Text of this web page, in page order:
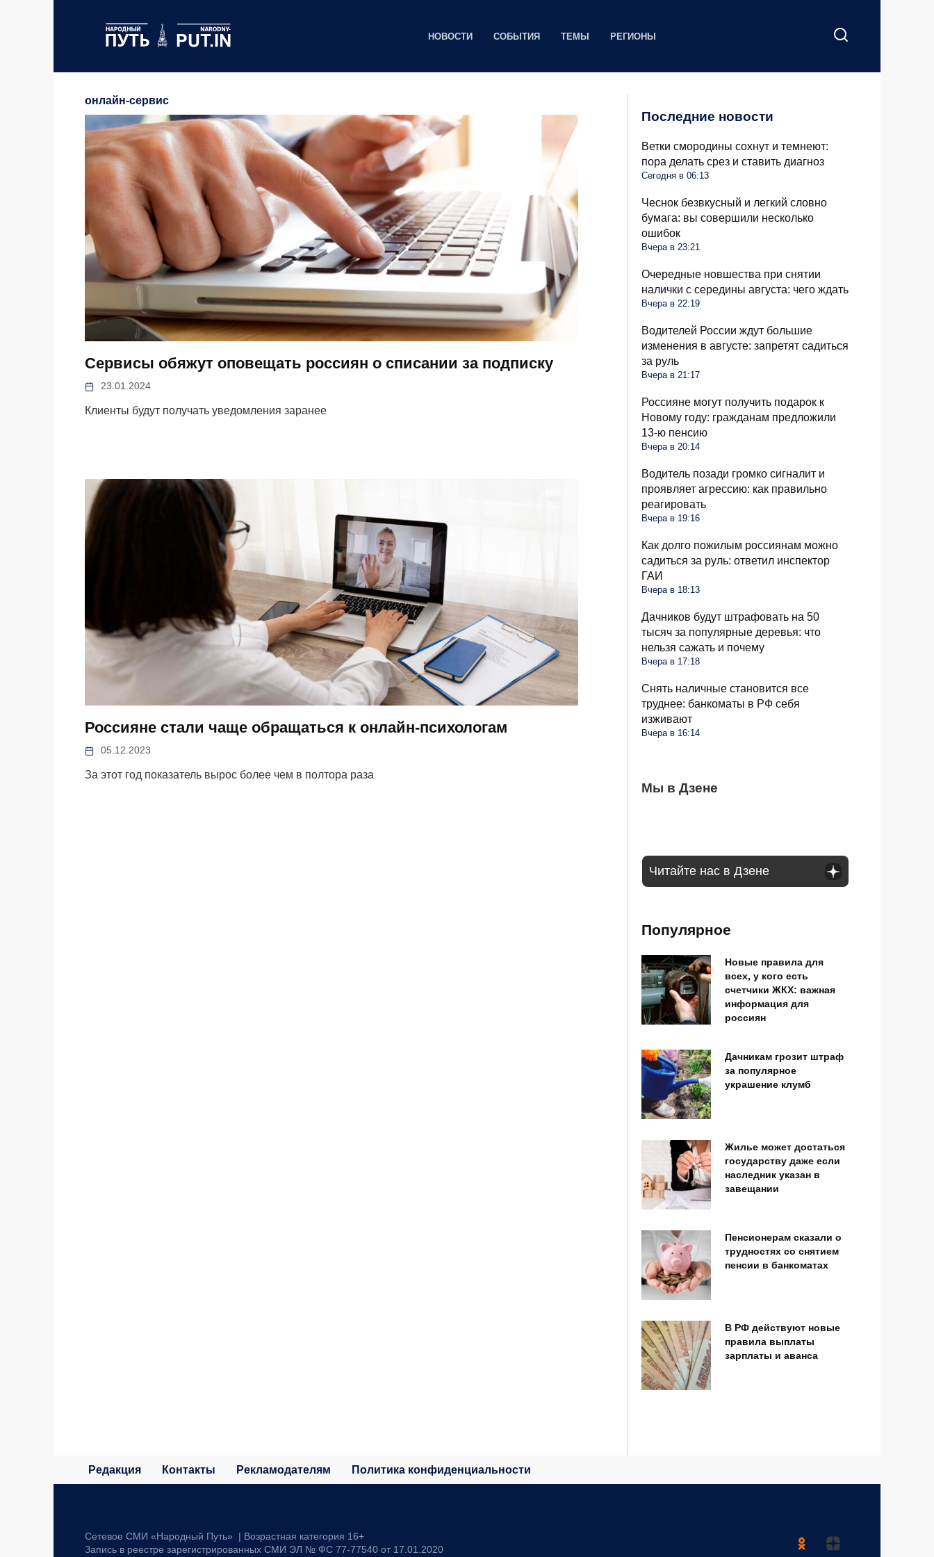
НОВОСТИ СОБЫТИЯ ТЕМЫ РЕГИОНЫ
онлайн-сервис
Сервисы обяжут оповещать россиян о списании за подписку
23.01.2024
Клиенты будут получать уведомления заранее
Россияне стали чаще обращаться к онлайн-психологам
05.12.2023
За этот год показатель вырос более чем в полтора раза
Последние новости
Ветки смородины сохнут и темнеют:
пора делать срез и ставить диагноз
Сегодня в 06:13
Чеснок безвкусный и легкий словно
бумага: вы совершили несколько
ошибок
Вчера в 23:21
Очередные новшества при снятии
налички с середины августа: чего ждать
Вчера в 22:19
Водителей России ждут большие
изменения в августе: запретят садиться
за руль
Вчера в 21:17
Россияне могут получить подарок к
Новому году: гражданам предложили
13-ю пенсию
Вчера в 20:14
Водитель позади громко сигналит и
проявляет агрессию: как правильно
реагировать
Вчера в 19:16
Как долго пожилым россиянам можно
садиться за руль: ответил инспектор
ГАИ
Вчера в 18:13
Дачников будут штрафовать на 50
тысяч за популярные деревья: что
нельзя сажать и почему
Вчера в 17:18
Снять наличные становится все
труднее: банкоматы в РФ себя
изживают
Вчера в 16:14
Мы в Дзене
Ветки смородины сохнут и темнеют: пора
делать срез и ставить диагноз
Чеснок безвкусный и легкий словно
Очередные новшества при снятии
Читайте нас в Дзене
Популярное
Новые правила для
всех, у кого есть
счетчики ЖКХ: важная
информация для
россиян
Дачникам грозит штраф
за популярное
украшение клумб
Жилье может достаться
государству даже если
наследник указан в
завещании
Пенсионерам сказали о
трудностях со снятием
пенсии в банкоматах
В РФ действуют новые
правила выплаты
зарплаты и аванса
Редакция Контакты Рекламодателям Политика конфиденциальности
Сетевое СМИ «Народный Путь» | Возрастная категория 16+
Запись в реестре зарегистрированных СМИ ЭЛ № ФС 77-77540 от 17.01.2020